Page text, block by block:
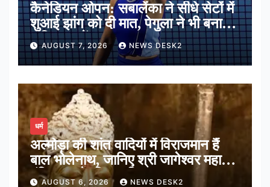
कैनेडियन ओपन: सबालेंका ने सीधे सेटों में
शुआई झांग को दी मात, पेगुला ने भी बनाई
अंतिम 16 में जगह
AUGUST 7, 2026 NEWS DESK2
धर्म
अल्मोड़ा की शांत वादियों में विराजमान हैं
बाल भोलेनाथ, जानिए श्री जागेश्वर महादेव
मंदिर का पौराणिक इतिहास
AUGUST 6, 2026 NEWS DESK2